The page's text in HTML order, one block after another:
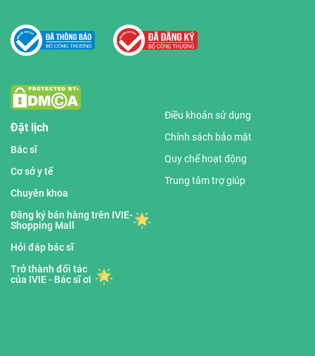
Đặt lịch
Bác sĩ
Cơ sở y tế
Chuyên khoa
Đăng ký bán hàng trên IVIE-
Shopping Mall
Hỏi đáp bác sĩ
Trở thành đối tác
của IVIE - Bác sĩ ơi
Điều khoản sử dụng
Chính sách bảo mật
Quy chế hoạt động
Trung tâm trợ giúp